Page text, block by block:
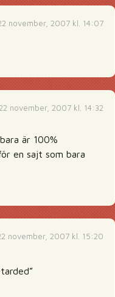
november, 2007 kl. 14:07
22 november, 2007 kl. 14:32
är 100%
en sajt som bara
november, 2007 kl. 15:20